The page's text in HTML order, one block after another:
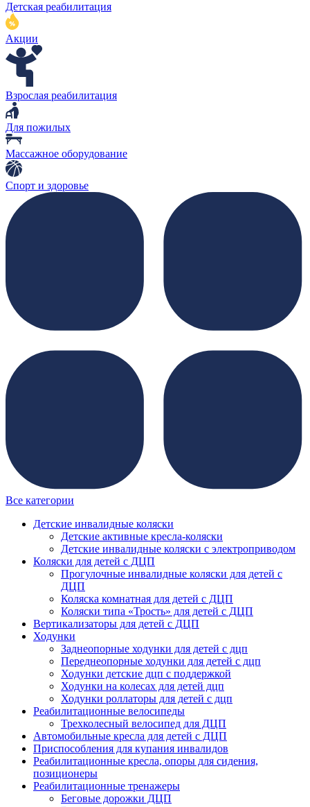
Детская реабилитация
Акции
Взрослая реабилитация
Для пожилых
Массажное оборудование
Спорт и здоровье
Все категории
Детские инвалидные коляски
Детские активные кресла-коляски
Детские инвалидные коляски с электроприводом
Коляски для детей с ДЦП
Прогулочные инвалидные коляски для детей с
ДЦП
Коляска комнатная для детей с ДЦП
Коляски типа «Трость» для детей с ДЦП
Вертикализаторы для детей с ДЦП
Ходунки
Заднеопорные ходунки для детей с дцп
Переднеопорные ходунки для детей с дцп
Ходунки детские дцп с поддержкой
Ходунки на колесах для детей дцп
Ходунки роллаторы для детей с дцп
Реабилитационные велосипеды
Трехколесный велосипед для ДЦП
Автомобильные кресла для детей с ДЦП
Приспособления для купания инвалидов
Реабилитационные кресла, опоры для сидения,
позиционеры
Реабилитационные тренажеры
Беговые дорожки ДЦП